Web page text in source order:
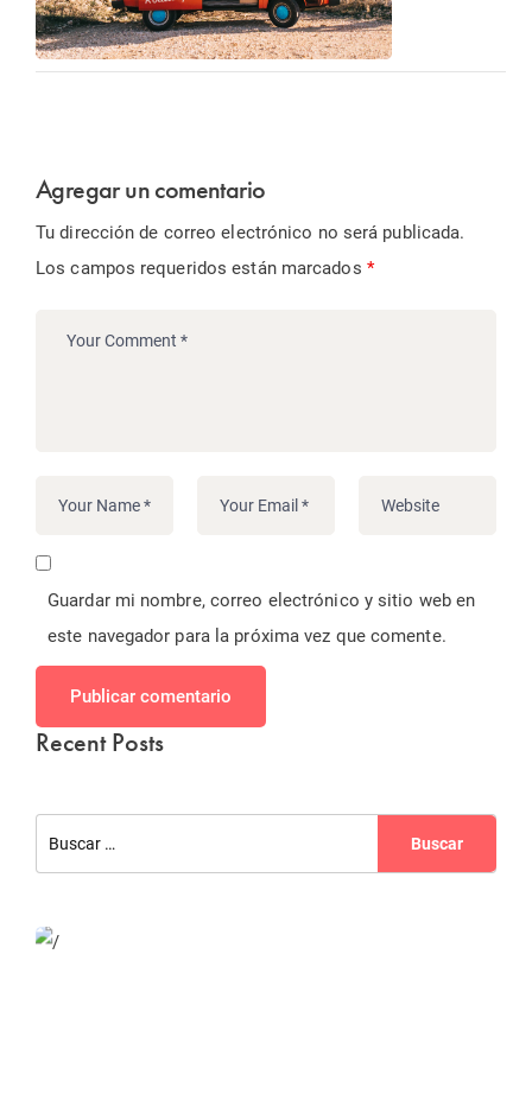
Agregar un comentario
Tu dirección de correo electrónico no será publicada.
Los campos requeridos están marcados *
Guardar mi nombre, correo electrónico y sitio web en
este navegador para la próxima vez que comente.
Publicar comentario
Recent Posts